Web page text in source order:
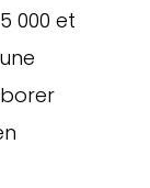
000 et